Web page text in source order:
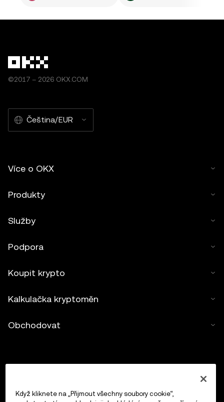
©2017 – 2026 OKX.COM
Čeština/EUR
Více o OKX
Produkty
Služby
Podpora
Koupit krypto
Kalkulačka kryptoměn
Obchodovat
Když kliknete na „Přijmout všechny soubory cookie“,